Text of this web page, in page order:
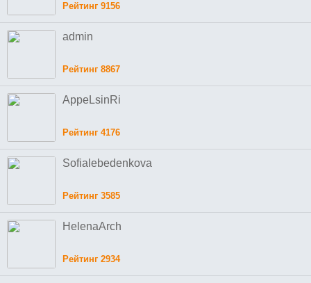
Рейтинг 9156
admin
Рейтинг 8867
AppeLsinRi
Рейтинг 4176
Sofialebedenkova
Рейтинг 3585
HelenaArch
Рейтинг 2934